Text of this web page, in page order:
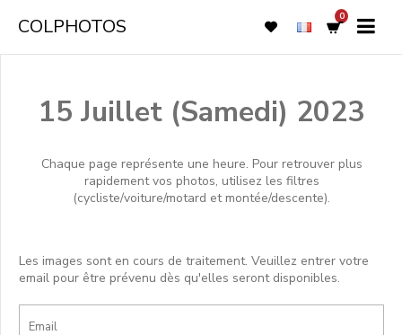
COLPHOTOS 0
15 Juillet (Samedi) 2023
Chaque page représente une heure. Pour retrouver plus
rapidement vos photos, utilisez les filtres
(cycliste/voiture/motard et montée/descente).
Les images sont en cours de traitement. Veuillez entrer votre
email pour être prévenu dès qu'elles seront disponibles.